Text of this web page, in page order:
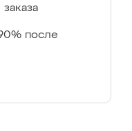
после